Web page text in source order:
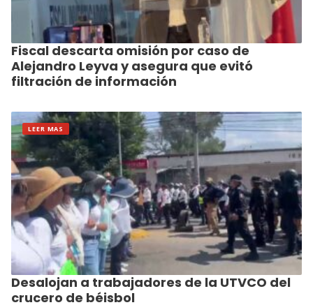
Fiscal descarta omisión por caso de
Alejandro Leyva y asegura que evitó
filtración de información
LEER MAS
Desalojan a trabajadores de la UTVCO del
crucero de béisbol